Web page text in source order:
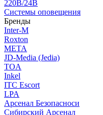
220В/24В
Системы оповещения
Бренды
Inter-M
Roxton
МЕТА
JD-Media (Jedia)
TOA
Inkel
ITC Escort
LPA
Арсенал Безопасноси
Сибирский Арсенал